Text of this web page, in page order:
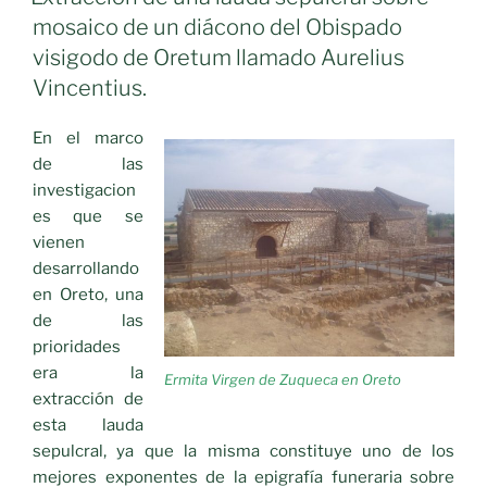
millones
mosaico de un diácono del Obispado
visigodo de Oretum llamado Aurelius
Vincentius.
Ermita Virgen de Zuqueca en Oreto
En el marco
de las
investigacion
es que se
vienen
desarrollando
en Oreto, una
de las
prioridades
era la
extracción de
esta lauda
sepulcral, ya que la misma constituye uno de los
mejores exponentes de la epigrafía funeraria sobre